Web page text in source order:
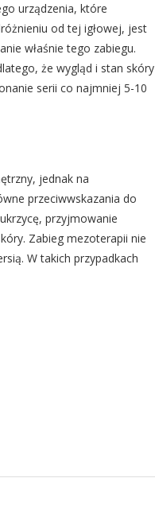
urządzenia, które
od tej igłowej, jest
właśnie tego zabiegu.
że wygląd i stan skóry
serii co najmniej 5-10
jednak na
przeciwwskazania do
przyjmowanie
Zabieg mezoterapii nie
W takich przypadkach